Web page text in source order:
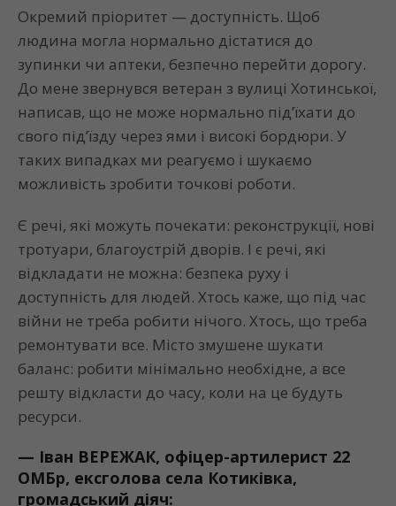
Окремий пріоритет — доступність. Щоб
людина могла нормально дістатися до
зупинки чи аптеки, безпечно перейти дорогу.
До мене звернувся ветеран з вулиці Хотинської,
написав, що не може нормально під’їхати до
свого під’їзду через ями і високі бордюри. У
таких випадках ми реагуємо і шукаємо
можливість зробити точкові роботи.
Є речі, які можуть почекати: реконструкції, нові
тротуари, благоустрій дворів. І є речі, які
відкладати не можна: безпека руху і
доступність для людей. Хтось каже, що під час
війни не треба робити нічого. Хтось, що треба
ремонтувати все. Місто змушене шукати
баланс: робити мінімально необхідне, а все
решту відкласти до часу, коли на це будуть
ресурси.
— Іван ВЕРЕЖАК, офіцер-артилерист 22
ОМБр, ексголова села Котиківка,
громадський діяч: